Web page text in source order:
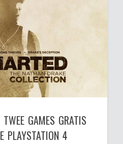
GAMES GRATIS
PLAYSTATION 4